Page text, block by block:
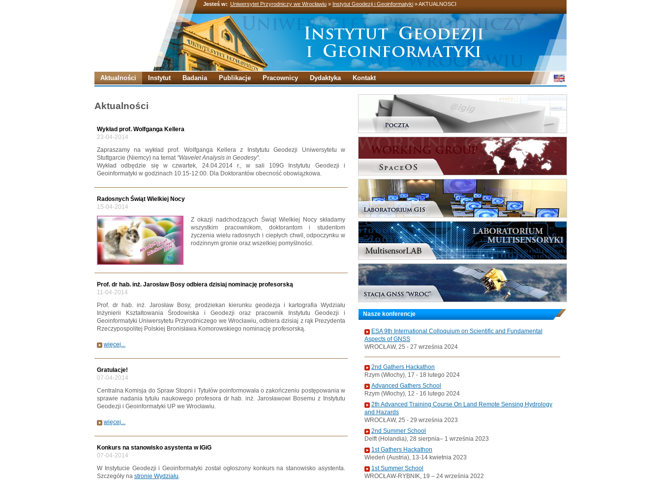
Jesteś w: Uniwersytet Przyrodniczy we Wrocławiu » Instytut Geodezji i Geoinformatyki » AKTUALNOSCI
Aktualności Instytut Badania Publikacje Pracownicy Dydaktyka Kontakt
Aktualności
Wykład prof. Wolfganga Kellera
23-04-2014
Zapraszamy na wykład prof. Wolfganga Kellera z Instytutu Geodezji Uniwersytetu w
Stuttgarcie (Niemcy) na temat "Wavelet Analysis in Geodesy".
Wykład odbędzie się w czwartek, 24.04.2014 r., w sali 109G Instytutu Geodezji i
Geoinformatyki w godzinach 10:15-12:00. Dla Doktorantów obecność obowiązkowa.
Radosnych Świąt Wielkiej Nocy
15-04-2014
Z okazji nadchodzących Świąt Wielkiej Nocy składamy
wszystkim pracownikom, doktorantom i studentom
życzenia wielu radosnych i ciepłych chwil, odpoczynku w
rodzinnym gronie oraz wszelkiej pomyślności.
Prof. dr hab. inż. Jarosław Bosy odbiera dzisiaj nominację profesorską
11-04-2014
Prof. dr hab. inż. Jarosław Bosy, prodziekan kierunku geodezja i kartografia Wydziału
Inżynierii Kształtowania Środowiska i Geodezji oraz pracownik Instytutu Geodezji i
Geoinformatyki Uniwersytetu Przyrodniczego we Wrocławiu, odbiera dzisiaj z rąk Prezydenta
Rzeczypospolitej Polskiej Bronisława Komorowskiego nominację profesorską.
więcej...
Gratulacje!
07-04-2014
Centralna Komisja do Spraw Stopni i Tytułów poinformowała o zakończeniu postępowania w
sprawie nadania tytułu naukowego profesora dr hab. inż. Jarosławowi Bosemu z Instytutu
Geodezji i Geoinformatyki UP we Wrocławiu.
więcej...
Konkurs na stanowisko asystenta w IGiG
07-04-2014
W Instytucie Geodezji i Geoinformatyki został ogłoszony konkurs na stanowisko asystenta.
Szczegóły na stronie Wydziału.
Nasze konferencje
ESA 9th International Colloquium on Scientific and Fundamental
Aspects of GNSS
WROCŁAW, 25 - 27 września 2024
2nd Gathers Hackathon
Rzym (Włochy), 17 - 18 lutego 2024
Advanced Gathers School
Rzym (Włochy), 12 - 16 lutego 2024
2th Advanced Training Course On Land Remote Sensing Hydrology
and Hazards
WROCŁAW, 25 - 29 września 2023
2nd Summer School
Delft (Holandia), 28 sierpnia– 1 września 2023
1st Gathers Hackathon
Wiedeń (Austria), 13-14 kwietnia 2023
1st Summer School
WROCŁAW-RYBNIK, 19 – 24 września 2022